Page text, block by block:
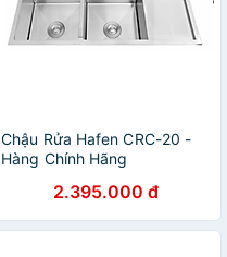
Chậu Rửa Hafen CRC-20 -
Hàng Chính Hãng
2.395.000 đ